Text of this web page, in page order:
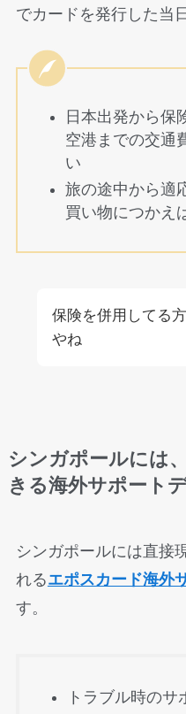
でカードを発行した当
日本出発から保
空港までの交通
い
旅の途中から適
買い物につかえ
保険を併用してる
やね
シンガポールには
きる海外サポート
シンガポールには直接
れるエポスカード海外
す。
トラブル時のサ